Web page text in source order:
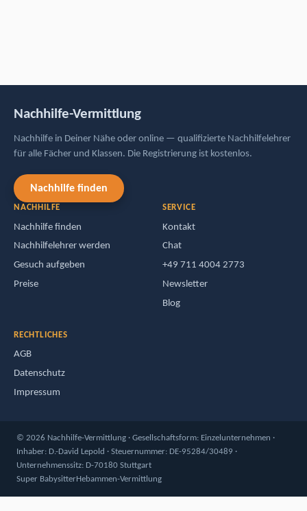
Nachhilfe-Vermittlung
Nachhilfe in Deiner Nähe oder online — qualifizierte Nachhilfelehrer
für alle Fächer und Klassen. Die Registrierung ist kostenlos.
Nachhilfe finden
NACHHILFE
Nachhilfe finden
Nachhilfelehrer werden
Gesuch aufgeben
Preise
SERVICE
Kontakt
Chat
+49 711 4004 2773
Newsletter
Blog
RECHTLICHES
AGB
Datenschutz
Impressum
© 2026 Nachhilfe-Vermittlung · Gesellschaftsform: Einzelunternehmen ·
Inhaber: D.-David Lepold · Steuernummer: DE-95284/30489 ·
Unternehmenssitz: D-70180 Stuttgart
Super Babysitter Hebammen-Vermittlung